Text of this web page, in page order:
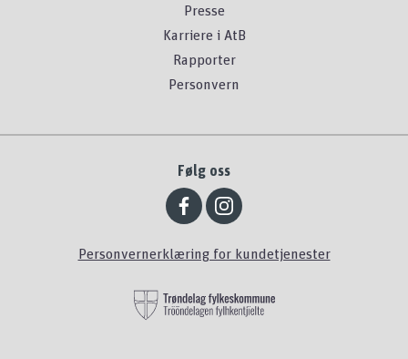
Presse
Karriere i AtB
Rapporter
Personvern
Følg oss
Personvernerklæring for kundetjenester